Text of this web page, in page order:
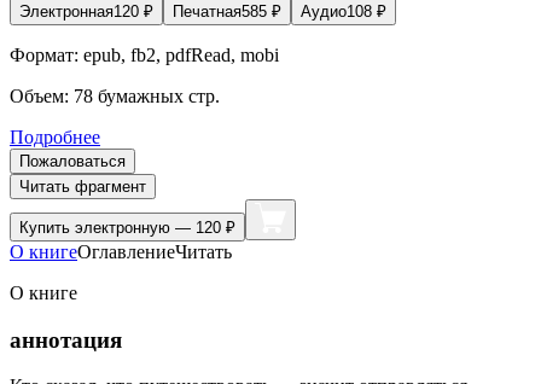
Электронная120 ₽ Печатная585 ₽ Аудио108 ₽
Формат: epub, fb2, pdfRead, mobi
Объем: 78 бумажных стр.
Подробнее
Пожаловаться
Читать фрагмент
Купить электронную — 120 ₽
О книгеОглавлениеЧитать
О книге
аннотация